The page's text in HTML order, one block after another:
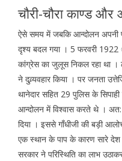
चौरी-चौरा काण्ड
ऐसे समय में जबकि आन्दोलन अपनी
दृश्य बदल गया । 5 फरवरी 1922
कांग्रेस का जुलूस निकल रहा था
ने दुव्र्यवहार किया । पर जनता
थानेदार सहित 29 पुलिस के
आन्दोलन में विश्वास करते थे ।
दिया । इससे गाँधीजी की बड़ी
एक स्थान के पाप के कारण सारे देश
सरकार ने परिस्थिति का लाभ